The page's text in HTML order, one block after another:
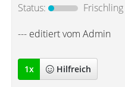
Status:
Frischling
--- editiert vom Admin
1x Hilfreich